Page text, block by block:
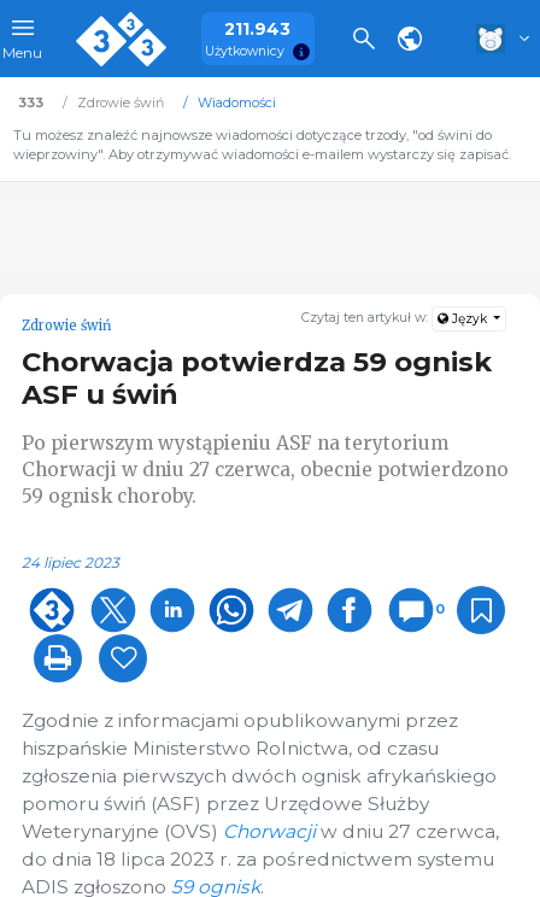
Menu
211.943
Użytkownicy
333 Zdrowie świń
Wiadomości
Tu możesz znaleźć najnowsze wiadomości dotyczące trzody, "od świni do
wieprzowiny". Aby otrzymywać wiadomości e-mailem wystarczy się zapisać.
Czytaj ten artykuł w: Język
Zdrowie świń
Chorwacja potwierdza 59 ognisk
ASF u świń
Po pierwszym wystąpieniu ASF na terytorium
Chorwacji w dniu 27 czerwca, obecnie potwierdzono
59 ognisk choroby.
24 lipiec 2023
0
Zgodnie z informacjami opublikowanymi przez
hiszpańskie Ministerstwo Rolnictwa, od czasu
zgłoszenia pierwszych dwóch ognisk afrykańskiego
pomoru świń (ASF) przez Urzędowe Służby
Weterynaryjne (OVS) Chorwacjiw dniu 27 czerwca,
do dnia 18 lipca 2023 r. za pośrednictwem systemu
ADIS zgłoszono 59 ognisk.